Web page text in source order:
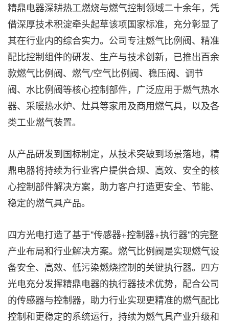
精鼎电器深耕热工燃烧与燃气控制领域二十余年，凭
借深厚技术积淀牵头起草该项国家标准，充分彰显了
其在行业内的综合实力。公司专注燃气比例阀、精准
配比控制组件的研发、生产与技术创新，已推出百余
款燃气比例阀、燃气/空气比例阀、稳压阀、调节
阀、水比例阀等核心控制部件，广泛应用于燃气热水
器、采暖热水炉、灶具等家用及商用燃气具，以及各
类工业燃气装置。
从产品研发到国标制定，从技术突破到场景落地，精
鼎电器将持续为行业客户提供合规、高效、安全的核
心控制部件解决方案，助力客户打造更安全、节能、
稳定的燃气具产品。
四方光电打造了基于"传感器+控制器+执行器"的完整
产业布局和行业解决方案。 燃气比例阀是实现燃气设
备安全、高效、低污染燃烧控制的关键执行器。四方
光电充分发挥精鼎电器的执行器技术优势，配合公司
的传感器与控制器，助力行业实现更精准的燃气配比
控制和更稳定的系统运行，持续为燃气具产业升级和